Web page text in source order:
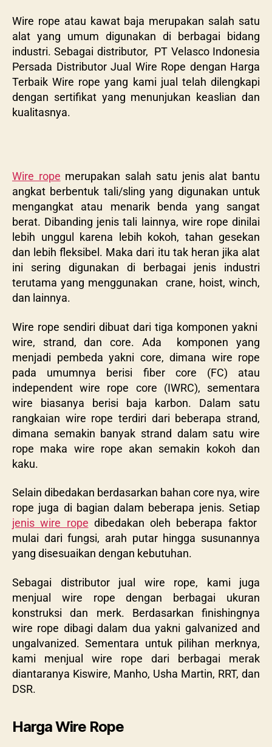
Wire rope atau kawat baja merupakan salah satu
alat yang umum digunakan di berbagai bidang
industri. Sebagai distributor, PT Velasco Indonesia
Persada Distributor Jual Wire Rope dengan Harga
Terbaik Wire rope yang kami jual telah dilengkapi
dengan sertifikat yang menunjukan keaslian dan
kualitasnya.
Wire rope merupakan salah satu jenis alat bantu
angkat berbentuk tali/sling yang digunakan untuk
mengangkat atau menarik benda yang sangat
berat. Dibanding jenis tali lainnya, wire rope dinilai
lebih unggul karena lebih kokoh, tahan gesekan
dan lebih fleksibel. Maka dari itu tak heran jika alat
ini sering digunakan di berbagai jenis industri
terutama yang menggunakan crane, hoist, winch,
dan lainnya.
Wire rope sendiri dibuat dari tiga komponen yakni
wire, strand, dan core. Ada komponen yang
menjadi pembeda yakni core, dimana wire rope
pada umumnya berisi fiber core (FC) atau
independent wire rope core (IWRC), sementara
wire biasanya berisi baja karbon. Dalam satu
rangkaian wire rope terdiri dari beberapa strand,
dimana semakin banyak strand dalam satu wire
rope maka wire rope akan semakin kokoh dan
kaku.
Selain dibedakan berdasarkan bahan core nya, wire
rope juga di bagian dalam beberapa jenis. Setiap
jenis wire rope dibedakan oleh beberapa faktor
mulai dari fungsi, arah putar hingga susunannya
yang disesuaikan dengan kebutuhan.
Sebagai distributor jual wire rope, kami juga
menjual wire rope dengan berbagai ukuran
konstruksi dan merk. Berdasarkan finishingnya
wire rope dibagi dalam dua yakni galvanized and
ungalvanized. Sementara untuk pilihan merknya,
kami menjual wire rope dari berbagai merak
diantaranya Kiswire, Manho, Usha Martin, RRT, dan
DSR.
Harga Wire Rope